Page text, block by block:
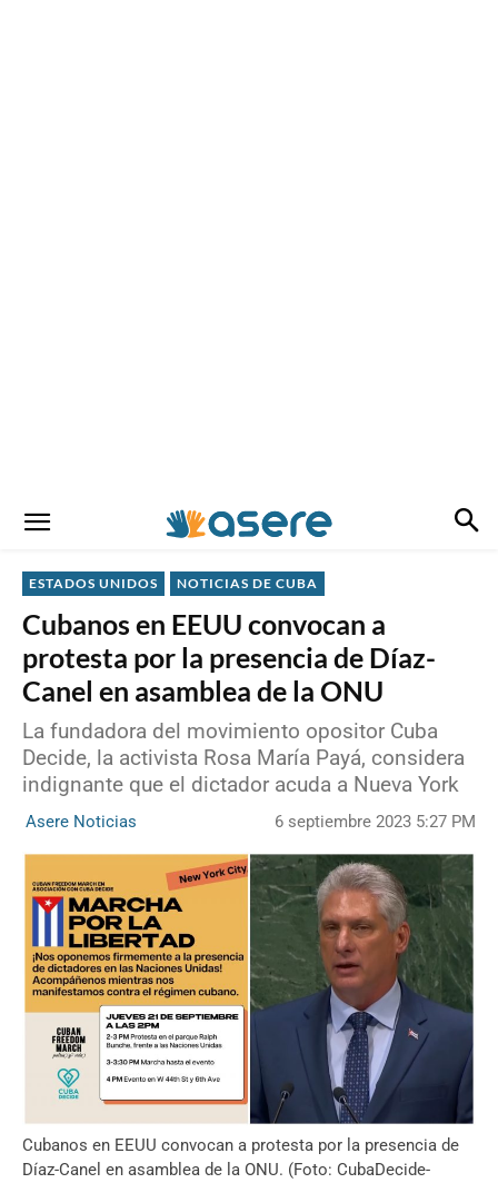
ESTADOS UNIDOS NOTICIAS DE CUBA
Cubanos en EEUU convocan a
protesta por la presencia de Díaz-
Canel en asamblea de la ONU
La fundadora del movimiento opositor Cuba
Decide, la activista Rosa María Payá, considera
indignante que el dictador acuda a Nueva York
Asere Noticias 6 septiembre 2023 5:27 PM
Cubanos en EEUU convocan a protesta por la presencia de
Díaz-Canel en asamblea de la ONU. (Foto: CubaDecide-